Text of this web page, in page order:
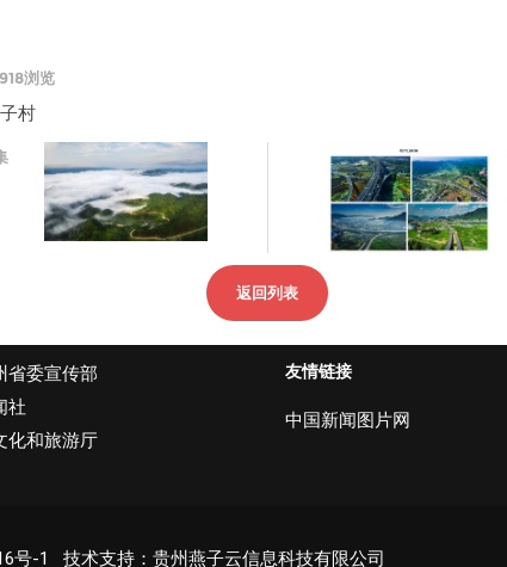
浏览
村
返回列表
省委宣传部
社
化和旅游厅
友情链接
中国新闻图片网
号-1 技术支持：贵州燕子云信息科技有限公司